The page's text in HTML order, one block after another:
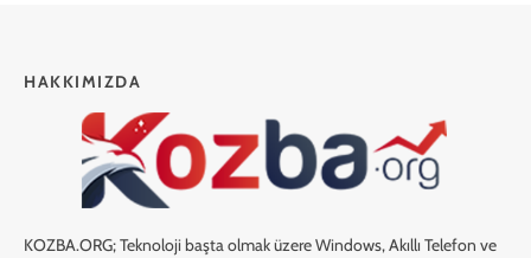
HAKKIMIZDA
KOZBA.ORG; Teknoloji başta olmak üzere Windows, Akıllı Telefon ve